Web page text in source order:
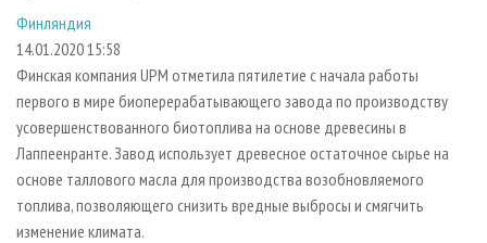
СУШКА ДРЕВЕСИНЫ
ПРОИЗВОДСТВО ДРЕВЕСНЫХ ПЛИТ
ДЕРЕВЯННОЕ ДОМОСТРОЕНИЕ
ПРОИЗВОДСТВО МЕБЕЛИ
БИОЭНЕРГЕТИКА
ЦБП
ПЕРСОНЫ
МОБИЛЬНЫЕ ВЫСТАВКИ
ОФИЦИАЛЬНЫЕ ДЕЛЕГАЦИИ
ПРИОРИТЕТНЫЕ ИНВЕСТПРОЕКТЫ
RUSSIAN FORESTRY REVIEW
ГАЗЕТА ЛЕСПРОМФОРУМ
КОНТАКТЫ
РЕКЛАМОДАТЕЛЯМ
РЕКЛАМА
РЕКЛАМА НА САЙТЕ
Финляндия
14.01.2020 15:58
Финская компания UPM отметила пятилетие с начала работы
первого в мире биоперерабатывающего завода по производству
усовершенствованного биотоплива на основе древесины в
Лаппеенранте. Завод использует древесное остаточное сырье на
основе таллового масла для производства возобновляемого
топлива, позволяющего снизить вредные выбросы и смягчить
изменение климата.